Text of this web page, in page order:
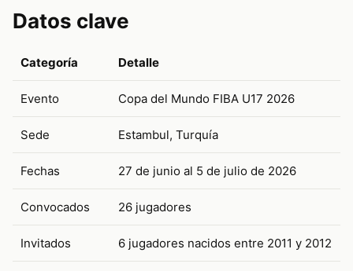
Datos clave
Categoría Detalle
Evento Copa del Mundo FIBA U17 2026
Sede Estambul, Turquía
Fechas 27 de junio al 5 de julio de 2026
Convocados 26 jugadores
Invitados 6 jugadores nacidos entre 2011 y 2012